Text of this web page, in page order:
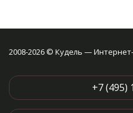
2008-2026 © Кудель —
+7 (495)